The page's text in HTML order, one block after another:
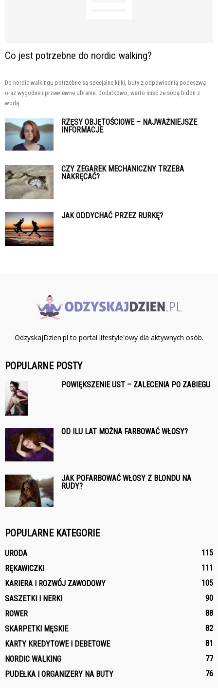
Co jest potrzebne do nordic walking?
Do nordic walkingu potrzebne są specjalne kijki, buty z odpowiednią podeszwą
oraz wygodne i przewiewne ubranie. Dodatkowo, warto mieć ze sobą bidon z
wodą...
RZĘSY OBJĘTOŚCIOWE – NAJWAŻNIEJSZE
INFORMACJE
CZY ZEGAREK MECHANICZNY TRZEBA
NAKRĘCAĆ?
JAK ODDYCHAĆ PRZEZ RURKĘ?
OdzyskajDzien.pl to portal lifestyle'owy dla aktywnych osób.
POPULARNE POSTY
POWIĘKSZENIE UST – ZALECENIA PO ZABIEGU
OD ILU LAT MOŻNA FARBOWAĆ WŁOSY?
JAK POFARBOWAĆ WŁOSY Z BLONDU NA
RUDY?
POPULARNE KATEGORIE
URODA
115
RĘKAWICZKI
111
KARIERA I ROZWÓJ ZAWODOWY
105
SASZETKI I NERKI
90
ROWER
88
SKARPETKI MĘSKIE
82
KARTY KREDYTOWE I DEBETOWE
81
NORDIC WALKING
77
PUDEŁKA I ORGANIZERY NA BUTY
76